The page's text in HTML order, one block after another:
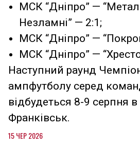
МСК “Дніпро” —
Незламні” — 2:1;
МСК “Дніпро” —
МСК “Дніпро” —
Наступний раунд
ампфутболу серед
відбудеться 8-9 серпня в
Франківськ.
15 ЧЕР 2026